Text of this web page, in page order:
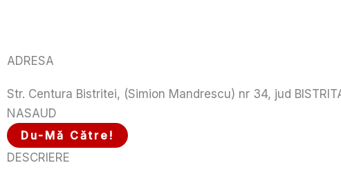
ADRESA
Str. Centura Bistritei, (Simion Mandrescu) nr 34, jud
NASAUD
Du-Mă Către!
DESCRIERE